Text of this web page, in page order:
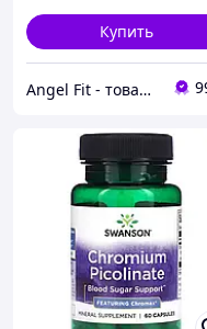
Купить
Angel Fit - товари для здоров'я, спорту та активного життя